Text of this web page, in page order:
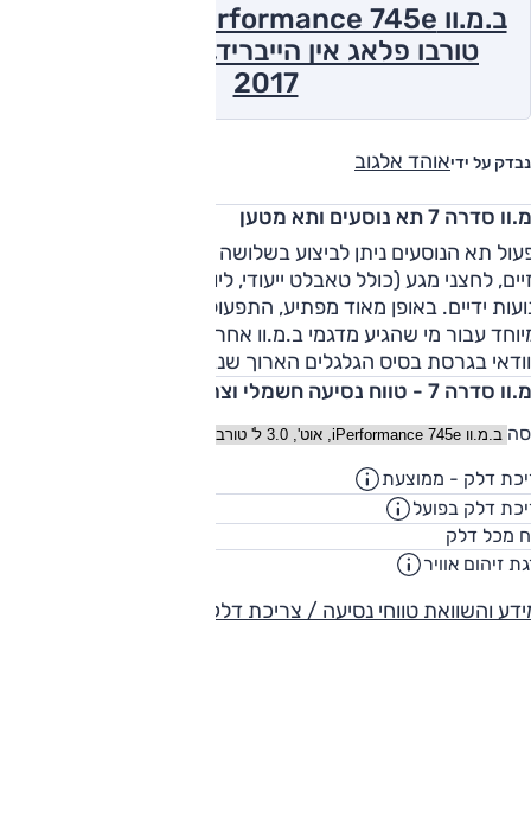
נבדק על ידיאוהד אלגוב
2017
7 תא נוסעים ותא מטען
תא הנוסעים ניתן לביצוע בשלושה אופנים שונים (!) - לחצנים
לחצני מגע (כולל טאבלט ייעודי, ליושבים מאחור) ומחוות של
ידיים. באופן מאוד מפתיע, התפעול אינטואיטיבי להפליא,
עבור מי שהגיע מדגמי ב.מ.וו אחרים. כצפוי, מרווח הפנים
בגרסת בסיס הגלגלים הארוך שנבחנה).
7 - טווח נסיעה חשמלי וצריכת דלק
דלק - ממוצעת
דלק בפועל
מכל דלק
זיהום אוויר
והשוואת טווחי נסיעה / צריכת דלק